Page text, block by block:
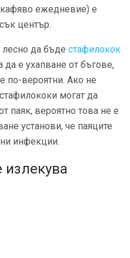
ежедневие) е
център.
да бъде стафилокок
е ухапване от бъгове,
по-вероятни. Ако не
могат да
паяк, вероятно това не е
установи, че паяците
инфекции.